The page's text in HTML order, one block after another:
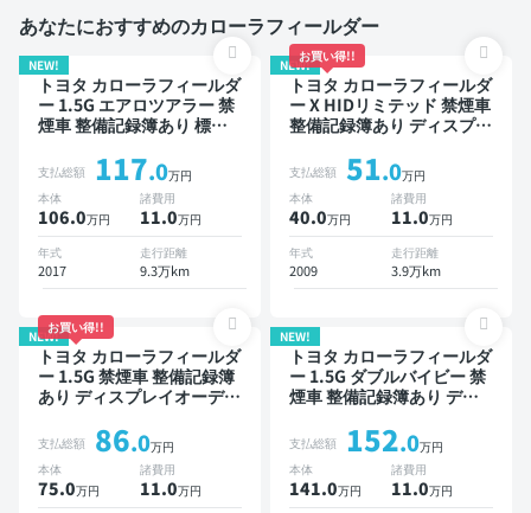
あなたにおすすめのカローラフィールダー
NEW!
トヨタ カローラフィールダ
ー 1.5G エアロツアラー 禁
煙車 整備記録簿あり 標準
ワイヤレスキー ETC バッ
クモニター ドライブレコー
ダー 衝突軽減
支払総額 117.0万円
本体
106.0万円
諸費用
11.0万円
年式
2017
走行距離
9.3万km
NEW!
お買い得!!
トヨタ カローラフィールダ
ー X HIDリミテッド 禁煙車
整備記録簿あり ディスプレ
あり TV ワイヤレスキー
支払総額 51.0万円
本体
40.0万円
諸費用
11.0万円
年式
2009
走行距離
3.9万km
NEW!
お買い得!!
トヨタ カローラフィールダ
ー 1.5G 禁煙車 整備記録簿
あり ディスプレイオーディ
マートキー ETC ドライブ
レコーダー
支払総額 86.0万円
本体
75.0万円
諸費用
11.0万円
NEW!
トヨタ カローラフィールダ
ー 1.5G ダブルバイビー 禁
煙車 整備記録簿あり ディ
マートキー ETC バックモ
ニター 衝突軽減
支払総額 152.0万円
本体
141.0万円
諸費用
11.0万円